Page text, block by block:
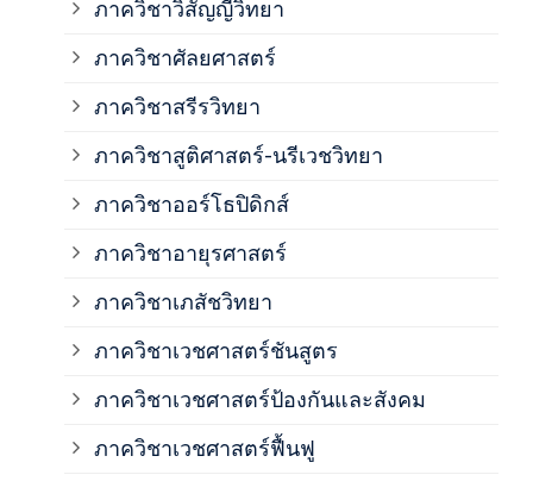
ภาควิชาวิสัญญีวิทยา
ภาควิชาศัลยศาสตร์
ภาควิชาสรีรวิทยา
ภาควิชาสูติศาสตร์-นรีเวชวิทยา
ภาควิชาออร์โธปิดิกส์
ภาควิชาอายุรศาสตร์
ภาควิชาเภสัชวิทยา
ภาควิชาเวชศาสตร์ชันสูตร
ภาควิชาเวชศาสตร์ป้องกันและสังคม
ภาควิชาเวชศาสตร์ฟื้นฟู